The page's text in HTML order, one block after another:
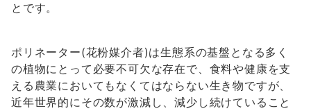
とです。
ポリネーター(花粉媒介者)は生態系の基盤となる多く
の植物にとって必要不可欠な存在で、食料や健康を支
える農業においてもなくてはならない生き物ですが、
近年世界的にその数が激減し、減少し続けていること